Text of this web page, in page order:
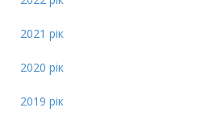
2021 рік
2020 рік
2019 рік